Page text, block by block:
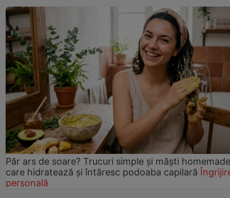
Păr ars de soare? Trucuri simple și măști homemade
care hidratează și întăresc podoaba capilară
personală